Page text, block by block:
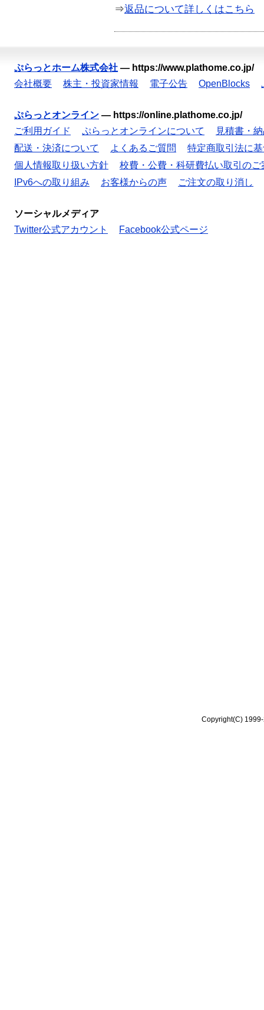
⇒返品について詳しくはこちら
ぷらっとホーム株式会社 — https://www.plathome.co.jp/
会社概要
株主・投資家情報 電子公告 OpenBlocks
ぷらっとオンライン — https://online.plathome.co.jp/
ご利用ガイド
ぷらっとオンラインについて
見積書・
配送・決済について
よくあるご質問
特定商取引法に
個人情報取り扱い方針
校費・公費・科研費払い取引のご
IPv6への取り組み
お客様からの声 ご注文の取り消し
ソーシャルメディア
Twitter公式アカウント
Facebook公式ページ
Copyright(C)